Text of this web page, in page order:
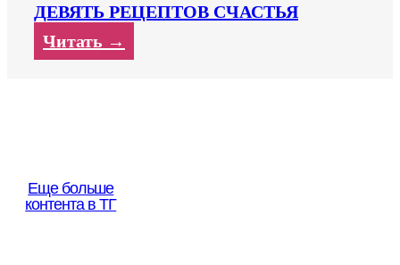
ДЕВЯТЬ РЕЦЕПТОВ СЧАСТЬЯ
Читать →
Еще больше
контента в ТГ